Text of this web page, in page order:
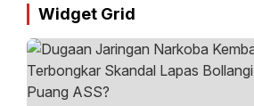
Widget Grid